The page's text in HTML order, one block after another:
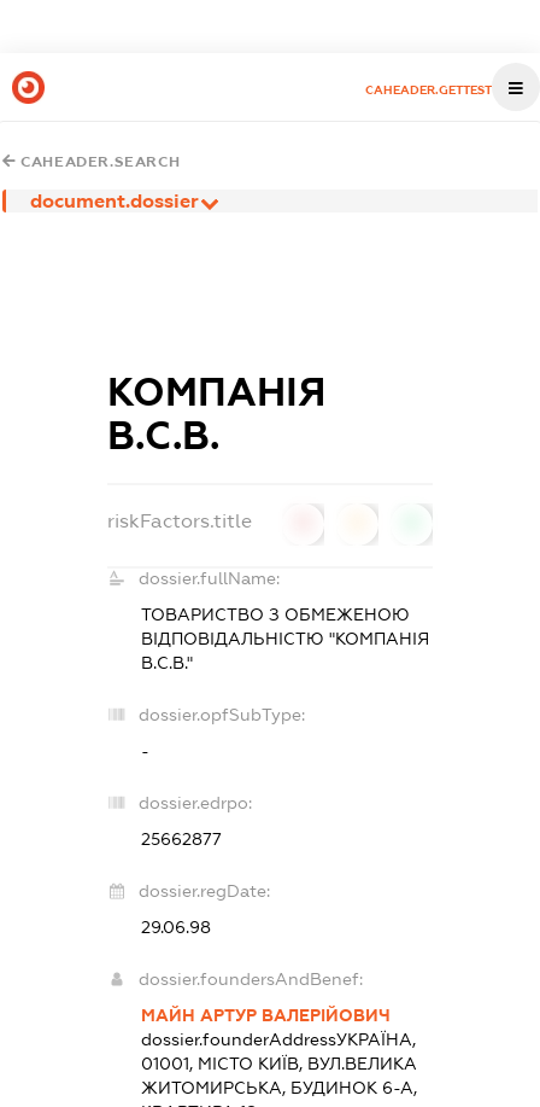
CAHEADER.GETTEST
CAHEADER.SEARCH
document.dossier
КОМПАНІЯ
В.С.В.
riskFactors.title
dossier.fullName:
ТОВАРИСТВО З ОБМЕЖЕНОЮ
ВІДПОВІДАЛЬНІСТЮ "КОМПАНІЯ
В.С.В."
dossier.opfSubType:
-
dossier.edrpo:
25662877
dossier.regDate:
29.06.98
dossier.foundersAndBenef:
МАЙН АРТУР ВАЛЕРІЙОВИЧ
dossier.founderAddressУКРАЇНА,
01001, МІСТО КИЇВ, ВУЛ.ВЕЛИКА
ЖИТОМИРСЬКА, БУДИНОК 6-А,